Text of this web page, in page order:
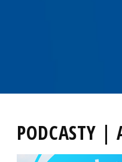
PODCASTY |